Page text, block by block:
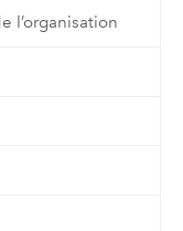
l’organisation